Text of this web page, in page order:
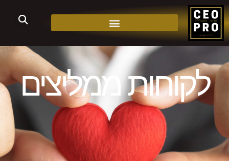
לקוחות ממליצים